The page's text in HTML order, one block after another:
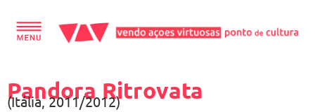
Pandora Ritrovata
(Itália, 2011/2012)